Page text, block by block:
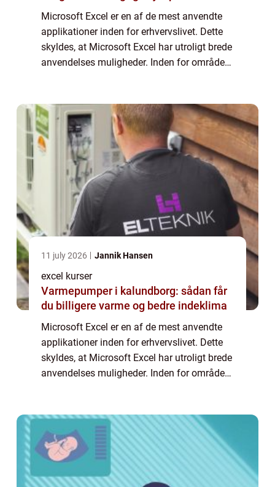
Microsoft Excel er en af de mest anvendte
applikationer inden for erhvervslivet. Dette
skyldes, at Microsoft Excel har utroligt brede
anvendelses muligheder. Inden for områder
11 july 2026 Jannik Hansen
excel kurser
Varmepumper i kalundborg: sådan får
du billigere varme og bedre indeklima
Microsoft Excel er en af de mest anvendte
applikationer inden for erhvervslivet. Dette
skyldes, at Microsoft Excel har utroligt brede
anvendelses muligheder. Inden for områder